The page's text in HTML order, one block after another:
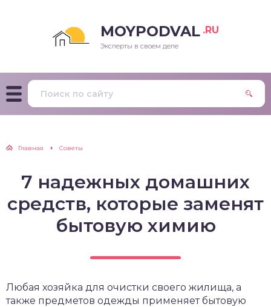
MOYPODVAL .RU
Эксперты в своем деле
Главная Советы
7 надежных домашних
средств, которые заменят
бытовую химию
Любая хозяйка для очистки своего жилища, а
также предметов одежды применяет бытовую